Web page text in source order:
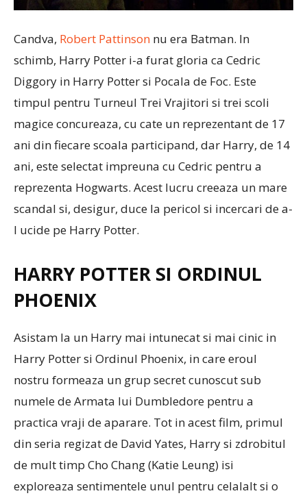
Candva, Robert Pattinson nu era Batman. In
schimb, Harry Potter i-a furat gloria ca Cedric
Diggory in Harry Potter si Pocala de Foc. Este
timpul pentru Turneul Trei Vrajitori si trei scoli
magice concureaza, cu cate un reprezentant de 17
ani din fiecare scoala participand, dar Harry, de 14
ani, este selectat impreuna cu Cedric pentru a
reprezenta Hogwarts. Acest lucru creeaza un mare
scandal si, desigur, duce la pericol si incercari de a-
l ucide pe Harry Potter.
HARRY POTTER SI ORDINUL
PHOENIX
Asistam la un Harry mai intunecat si mai cinic in
Harry Potter si Ordinul Phoenix, in care eroul
nostru formeaza un grup secret cunoscut sub
numele de Armata lui Dumbledore pentru a
practica vraji de aparare. Tot in acest film, primul
din seria regizat de David Yates, Harry si zdrobitul
de mult timp Cho Chang (Katie Leung) isi
exploreaza sentimentele unul pentru celalalt si o